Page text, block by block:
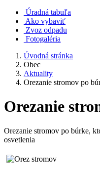
Úradná tabuľa
Ako vybaviť
Zvoz odpadu
Fotogaléria
Úvodná stránka
Obec
Aktuality
Orezanie stromov po
Orezanie
Orezanie stromov po búrke,
osvetlenia